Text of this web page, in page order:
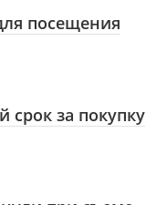
посещения
за покупку